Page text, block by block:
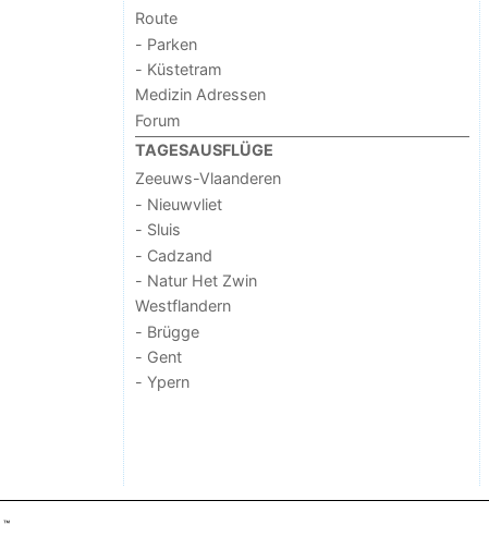
Route
- Parken
- Küstetram
Medizin Adressen
Forum
TAGESAUSFLÜGE
Zeeuws-Vlaanderen
- Nieuwvliet
- Sluis
- Cadzand
- Natur Het Zwin
Westflandern
- Brügge
- Gent
- Ypern
™